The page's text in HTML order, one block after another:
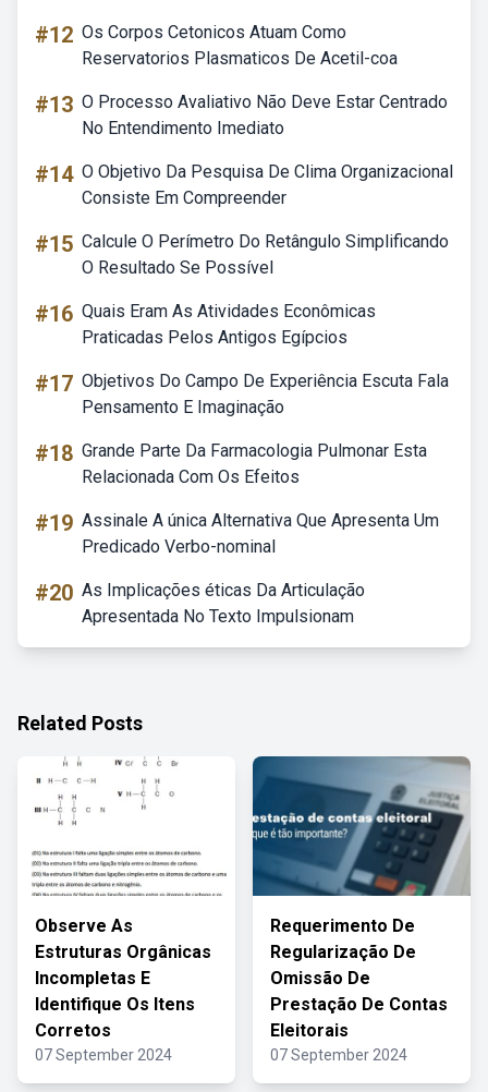
#12 Os Corpos Cetonicos Atuam Como
Reservatorios Plasmaticos De Acetil-coa
#13 O Processo Avaliativo Não Deve Estar Centrado
No Entendimento Imediato
#14 O Objetivo Da Pesquisa De Clima Organizacional
Consiste Em Compreender
#15 Calcule O Perímetro Do Retângulo Simplificando
O Resultado Se Possível
#16 Quais Eram As Atividades Econômicas
Praticadas Pelos Antigos Egípcios
#17 Objetivos Do Campo De Experiência Escuta Fala
Pensamento E Imaginação
#18 Grande Parte Da Farmacologia Pulmonar Esta
Relacionada Com Os Efeitos
#19 Assinale A única Alternativa Que Apresenta Um
Predicado Verbo-nominal
#20 As Implicações éticas Da Articulação
Apresentada No Texto Impulsionam
Related Posts
Observe As
Estruturas Orgânicas
Incompletas E
Identifique Os Itens
Corretos
07 September 2024
Requerimento De
Regularização De
Omissão De
Prestação De Contas
Eleitorais
07 September 2024